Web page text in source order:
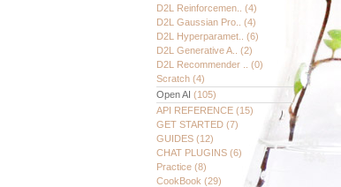
D2L Reinforcemen.. (4)
D2L Gaussian Pro.. (4)
D2L Hyperparamet.. (6)
D2L Generative A.. (2)
D2L Recommender .. (0)
Scratch (4)
Open AI (105)
API REFERENCE (15)
GET STARTED (7)
GUIDES (12)
CHAT PLUGINS (6)
Practice (8)
CookBook (29)